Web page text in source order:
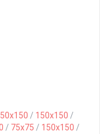
/ 150x150 /
/ 75x75 / 150x150 /